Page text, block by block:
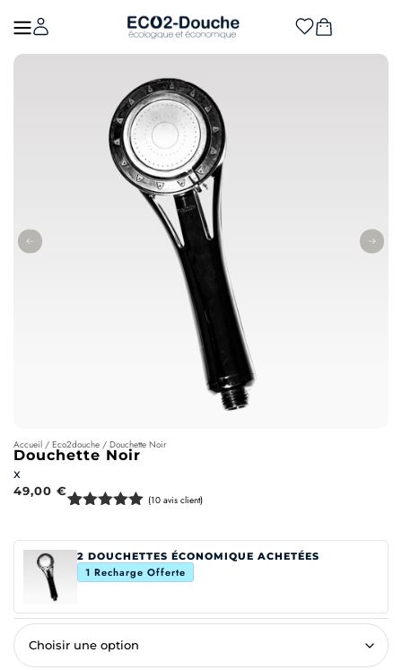
Accueil / Eco2douche / Douchette Noir
Douchette Noir
x
49,00 €
sur
notations
client
(10 avis client)
2 DOUCHETTES ÉCONOMIQUE ACHETÉES
1 Recharge Offerte